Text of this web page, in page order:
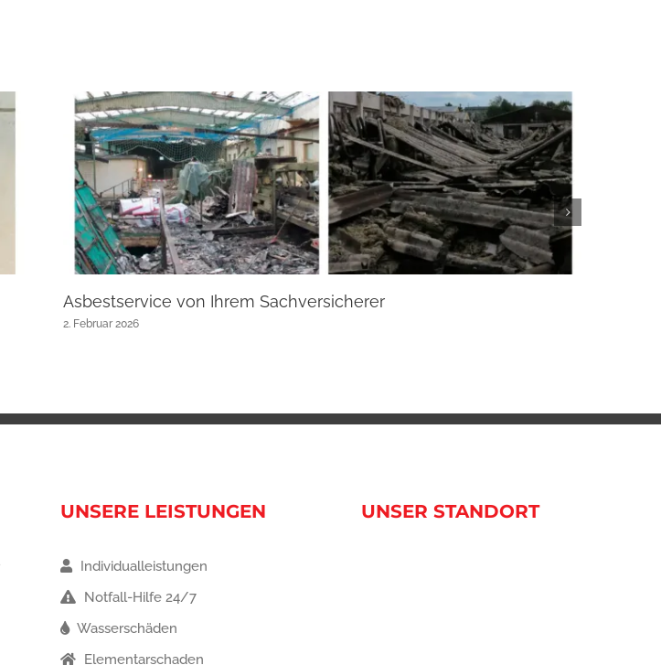
Asbestservice von Ihrem Sachversicherer
2. Februar 2026
UNSERE LEISTUNGEN
Individualleistungen
Notfall-Hilfe 24/7
Wasserschäden
Elementarschaden
UNSER STANDORT